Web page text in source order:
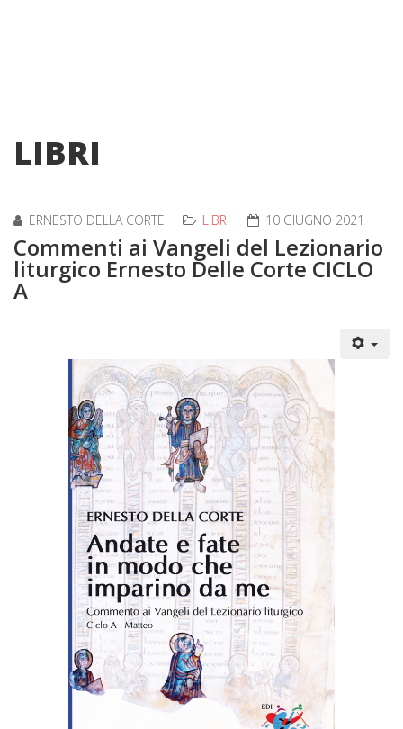
LIBRI
ERNESTO DELLA CORTE LIBRI 10 GIUGNO 2021
Commenti ai Vangeli del Lezionario
liturgico Ernesto Delle Corte CICLO
A